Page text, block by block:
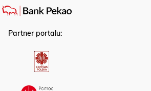
Partner portalu: